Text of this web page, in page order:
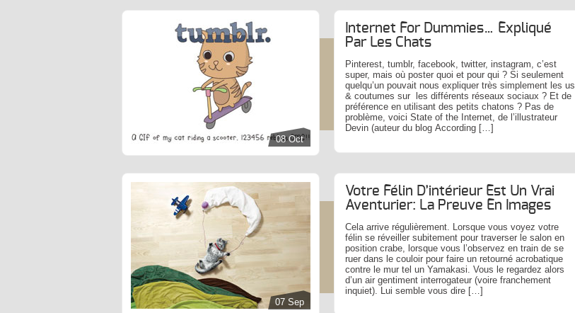
08 Oct
Internet For Dummies… Expliqué
Par Les Chats
Pinterest, tumblr, facebook, twitter, instagram, c’est
super, mais où poster quoi et pour qui ? Si seulement
quelqu’un pouvait nous expliquer très simplement les us
& coutumes sur les différents réseaux sociaux ? Et de
préférence en utilisant des petits chatons ? Pas de
problème, voici State of the Internet, de l’illustrateur
Devin (auteur du blog According […]
07 Sep
Votre Félin D’intérieur Est Un Vrai
Aventurier: La Preuve En Images
Cela arrive régulièrement. Lorsque vous voyez votre
félin se réveiller subitement pour traverser le salon en
position crabe, lorsque vous l’observez en train de se
ruer dans le couloir pour faire un retourné acrobatique
contre le mur tel un Yamakasi. Vous le regardez alors
d’un air gentiment interrogateur (voire franchement
inquiet). Lui semble vous dire […]